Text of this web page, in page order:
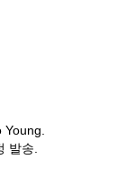
Young.
발송.